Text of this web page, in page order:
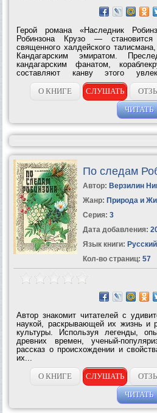
Герой романа «Наследник
Робинзона Крузо — становится
священного халдейского
Кандагарским эмиратом.
кандагарским фанатом,
составляют канву этого
представляет интерес для
для детей среднего и старшего...
О КНИГЕ СЛУШАТЬ
ЧИТАТЬ
По следам
Автор: Верзилин
Жанр: Природа и
Серия: 3
Дата добавления:
Язык книги: Русский
Кол-во страниц: 57
Автор знакомит читателей с
наукой, раскрывающей их жизнь и
культуры. Используя легенды,
древних времен, ученый-
рассказ о происхождении и
их...
О КНИГЕ
СЛУШАТЬ
ЧИТАТЬ